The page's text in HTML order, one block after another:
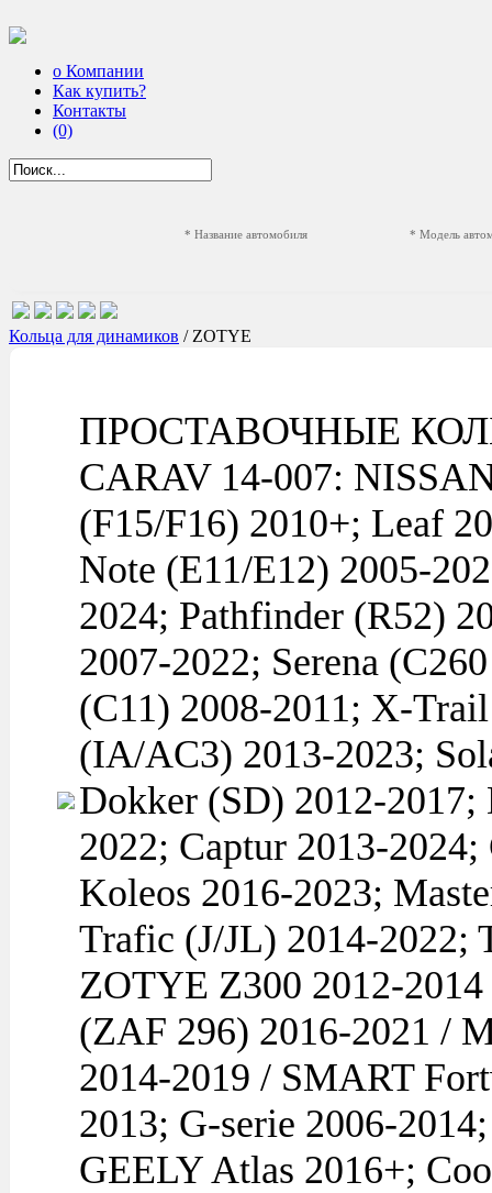
о Компании
Как купить?
Контакты
(0)
* Название автомобиля * Модель
Кольца для динамиков / ZOTYE
ПРОСТАВОЧНЫЕ
CARAV 14-007:
(F15/F16) 2010+; Leaf
Note (E11/E12) 2005-
2024; Pathfinder (R52)
2007-2022; Serena
(C11) 2008-2011; X-
(IA/AC3) 2013-2023;
Dokker (SD) 2012-2017;
2022; Captur 2013-
Koleos 2016-2023;
Trafic (J/JL) 2014-2022;
ZOTYE Z300 2012-
(ZAF 296) 2016-2021 /
2014-2019 / SMART
2013; G-serie 2006-
GEELY Atlas 2016+;